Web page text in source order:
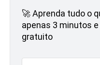
🚀 Aprenda tudo o
apenas 3 minutos
gratuito